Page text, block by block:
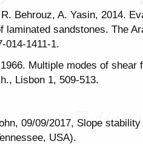
Behrouz, A. Yasin, 2014.
laminated sandstones‎. The
014-1411-1.
Multiple modes of
Lisbon 1, 509-513.
09/09/2017, Slope
USA).